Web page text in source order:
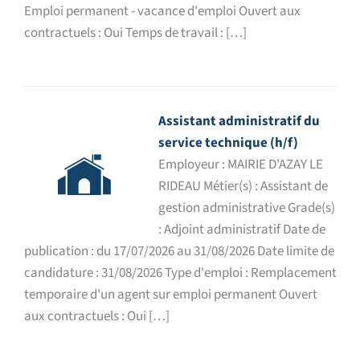
Emploi permanent - vacance d'emploi Ouvert aux
contractuels : Oui Temps de travail : […]
Assistant administratif du
service technique (h/f)
Employeur : MAIRIE D'AZAY LE
RIDEAU Métier(s) : Assistant de
gestion administrative Grade(s)
: Adjoint administratif Date de
publication : du 17/07/2026 au 31/08/2026 Date limite de
candidature : 31/08/2026 Type d'emploi : Remplacement
temporaire d'un agent sur emploi permanent Ouvert
aux contractuels : Oui […]